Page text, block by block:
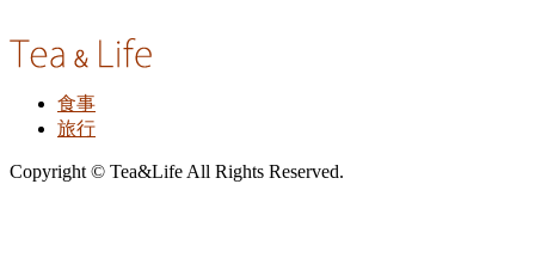
食事
旅行
Copyright © Tea&Life All Rights Reserved.